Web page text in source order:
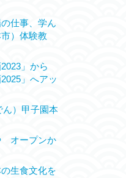
の仕事、学ん
）体験教
」から
」へアッ
ん）甲子園本
オープンか
の生食文化を